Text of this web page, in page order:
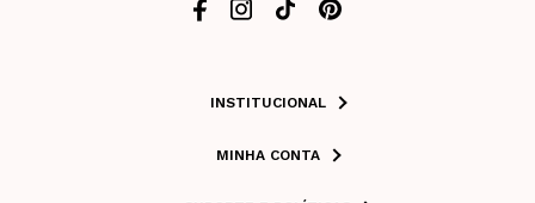
INSTITUCIONAL
MINHA CONTA